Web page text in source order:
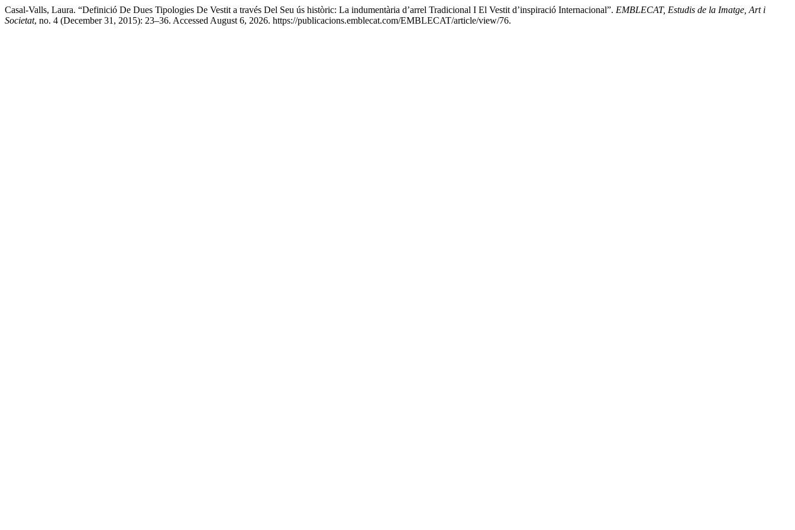
Casal-Valls, Laura. “Definició De Dues Tipologies De Vestit a través Del Seu ús històric: La indumentària d’arrel Tradicional I El Vestit d’inspiració Internacional”. EMBLECAT, Estudis de la Imatge, Art i
Societat, no. 4 (December 31, 2015): 23–36. Accessed August 6, 2026. https://publicacions.emblecat.com/EMBLECAT/article/view/76.